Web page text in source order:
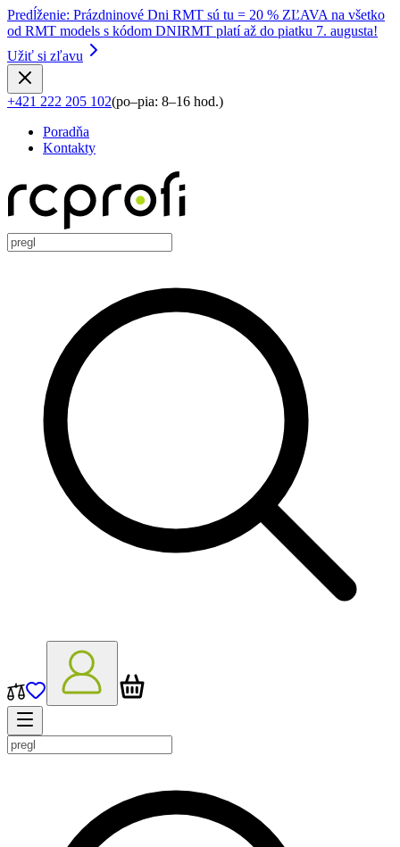
Predĺženie: Prázdninové Dni RMT sú tu = 20 % ZĽAVA na všetko
od RMT models s kódom DNIRMT platí až do piatku 7. augusta!
Užiť si zľavu
+421 222 205 102(po–pia: 8–16 hod.)
Poradňa
Kontakty